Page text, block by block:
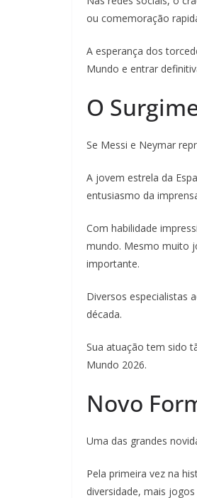
ou comemoração
A esperança dos
Mundo e entrar
O
Se Messi e Neymar
A jovem estrela da
entusiasmo da
Com habilidade
mundo. Mesmo muito
importante.
Diversos especialistas
década.
Sua atuação tem sido
Mundo 2026.
Novo
Uma das grandes
Pela primeira vez na
diversidade, mais